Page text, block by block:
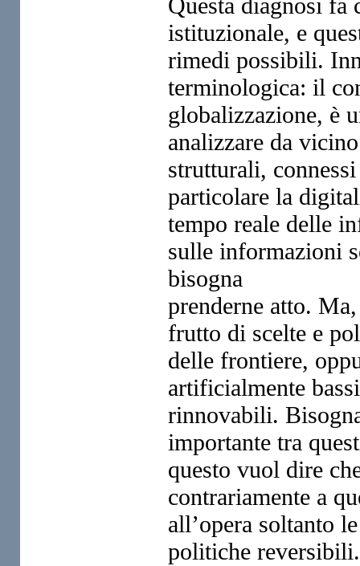
Questa diagnosi fa
istituzionale, e
rimedi possibili.
terminologica: il
globalizzazione, è
analizzare da
strutturali,
particolare la
tempo reale delle
sulle informazioni
bisogna
prenderne atto.
frutto di scelte e
delle frontiere,
artificialmente
rinnovabili.
importante tra
questo vuol dire
contrariamente a
all’opera soltanto
politiche reversibili.